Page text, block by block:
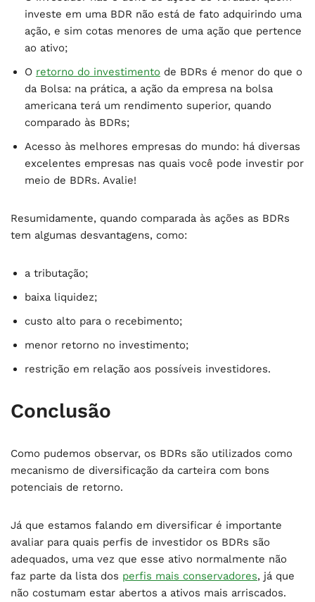
investe em uma BDR não está de fato adquirindo uma
ação, e sim cotas menores de uma ação que pertence
ao ativo;
O retorno do investimento de BDRs é menor do que o
da Bolsa: na prática, a ação da empresa na bolsa
americana terá um rendimento superior, quando
comparado às BDRs;
Acesso às melhores empresas do mundo: há diversas
excelentes empresas nas quais você pode investir por
meio de BDRs. Avalie!
Resumidamente, quando comparada às ações as BDRs
tem algumas desvantagens, como:
a tributação;
baixa liquidez;
custo alto para o recebimento;
menor retorno no investimento;
restrição em relação aos possíveis investidores.
Conclusão
Como pudemos observar, os BDRs são utilizados como
mecanismo de diversificação da carteira com bons
potenciais de retorno.
Já que estamos falando em diversificar é importante
avaliar para quais perfis de investidor os BDRs são
adequados, uma vez que esse ativo normalmente não
faz parte da lista dos perfis mais conservadores, já que
não costumam estar abertos a ativos mais arriscados.